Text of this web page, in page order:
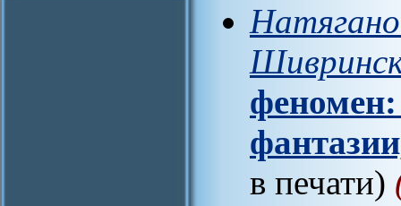
в печати)